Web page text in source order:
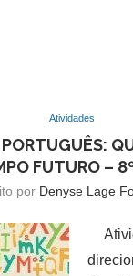
Atividades
FUTURO –
por Denyse Lage